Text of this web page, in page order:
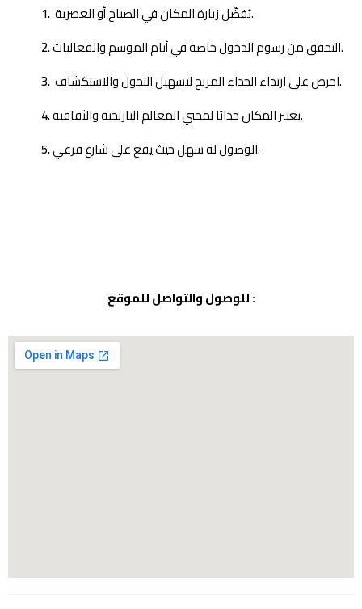
يُفضّل زيارة المكان في الصباح أو العصرية.
التحقق من رسوم الدخول خاصة في أيام الموسم والفعاليات.
احرص على ارتداء الحذاء المريح لتسهيل التجول والاستكشاف.
يعتبر المكان جذابًا لمحبي المعالم التاريخية والثقافية.
الوصول له سهل حيث يقع على شارع فرعي.
للوصول والتواصل للموقع :